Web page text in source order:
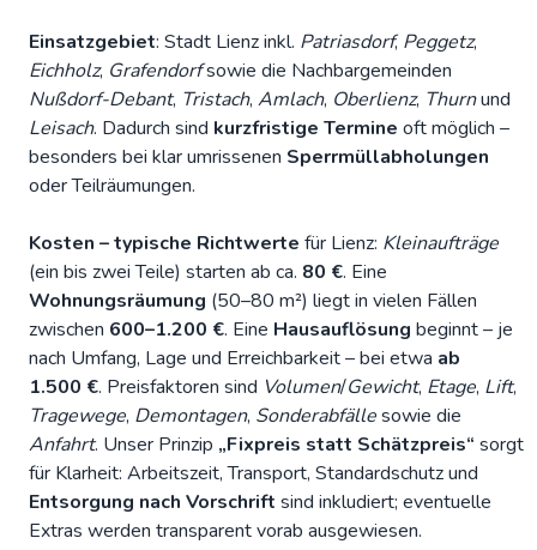
Einsatzgebiet: Stadt Lienz inkl. Patriasdorf,Peggetz,
Eichholz, Grafendorfsowie die Nachbargemeinden
Nußdorf-Debant, Tristach, Amlach, Oberlienz, Thurnund
Leisach. Dadurch sind kurzfristige Termine oft möglich –
besonders bei klar umrissenen Sperrmüllabholungen
oder Teilräumungen.
Kosten – typische Richtwerte für Lienz: Kleinaufträge
(ein bis zwei Teile) starten ab ca. 80 €. Eine
Wohnungsräumung (50–80 m²) liegt in vielen Fällen
zwischen 600–1.200 €. Eine Hausauflösung beginnt – je
nach Umfang, Lage und Erreichbarkeit – bei etwa ab
1.500 €. Preisfaktoren sind Volumen/Gewicht, Etage, Lift,
Tragewege, Demontagen, Sonderabfällesowie die
Anfahrt. Unser Prinzip „Fixpreis statt Schätzpreis“ sorgt
für Klarheit: Arbeitszeit, Transport, Standardschutz und
Entsorgung nach Vorschrift sind inkludiert; eventuelle
Extras werden transparent vorab ausgewiesen.